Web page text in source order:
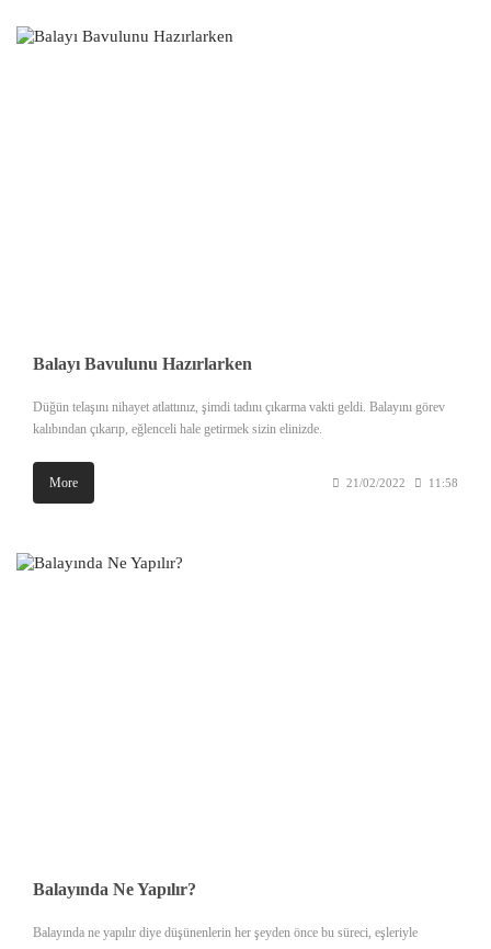
Balayı Bavulunu Hazırlarken
Düğün telaşını nihayet atlattınız, şimdi tadını çıkarma vakti geldi. Balayını görev
kalıbından çıkarıp, eğlenceli hale getirmek sizin elinizde.
More 21/02/2022 11:58
Balayında Ne Yapılır?
Balayında ne yapılır diye düşünenlerin her şeyden önce bu süreci, eşleriyle